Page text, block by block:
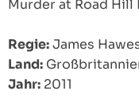
Murder at Road Hill
Regie:James
Land:
Jahr: 2011